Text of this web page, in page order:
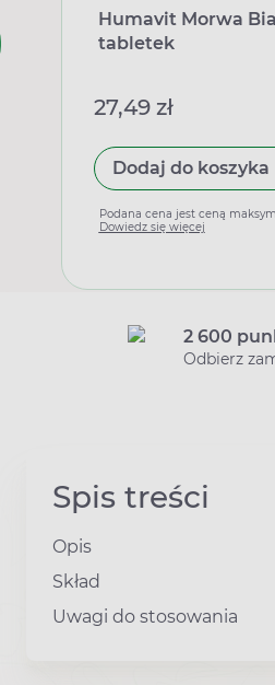
Humavit Morwa
tabletek
27,49 zł
Dodaj do koszyka
Podana cena jest ceną
Dowiedz się więcej
2 600
Odbierz
Spis treści
Opis
Skład
Uwagi do stosowania